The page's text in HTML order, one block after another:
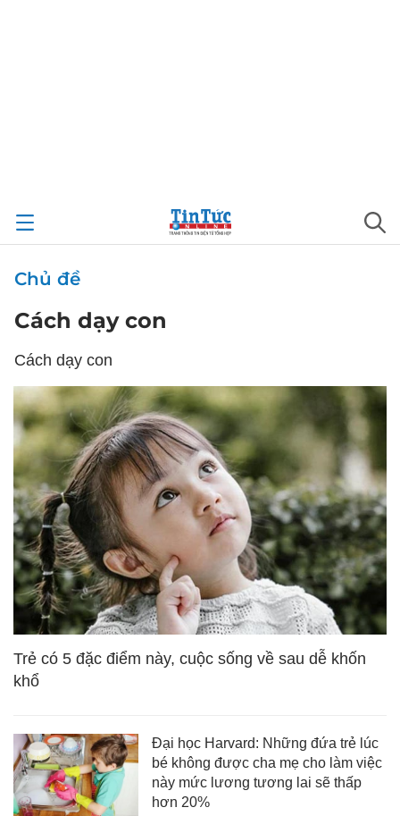
Chủ đề
Cách dạy con
Cách dạy con
Trẻ có 5 đặc điểm này, cuộc sống về sau dễ khốn
khổ
Đại học Harvard: Những đứa trẻ lúc
bé không được cha mẹ cho làm việc
này mức lương tương lai sẽ thấp
hơn 20%